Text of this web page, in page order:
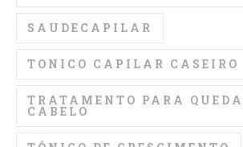
SAUDECAPILAR
TONICO CAPILAR CASEIRO
TRATAMENTO PARA QUEDA
CABELO